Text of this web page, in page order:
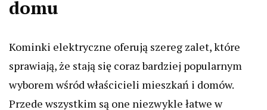
domu
Kominki elektryczne oferują szereg zalet, które
sprawiają, że stają się coraz bardziej popularnym
wyborem wśród właścicieli mieszkań i domów.
Przede wszystkim są one niezwykle łatwe w